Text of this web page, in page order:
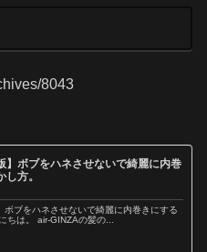
8043
】ボブをハネさせないで綺麗に内巻
し方。
ボブをハネさせないで綺麗に内巻きにする
ちは。 air-GINZAの髪の...